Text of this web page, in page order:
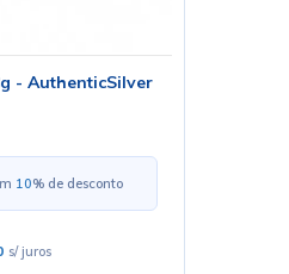
- AuthenticSilver
10% de desconto
s/ juros